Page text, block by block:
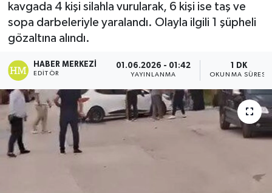
kavgada 4 kişi silahla vurularak, 6 kişi ise taş ve
sopa darbeleriyle yaralandı. Olayla ilgili 1 şüpheli
gözaltına alındı.
HABER MERKEZI
EDITÖR
01.06.2026 - 01:42
YAYINLANMA
1 DK
OKUNMA SÜRESI
Son Dakika Haberleri
Haber Arşivi